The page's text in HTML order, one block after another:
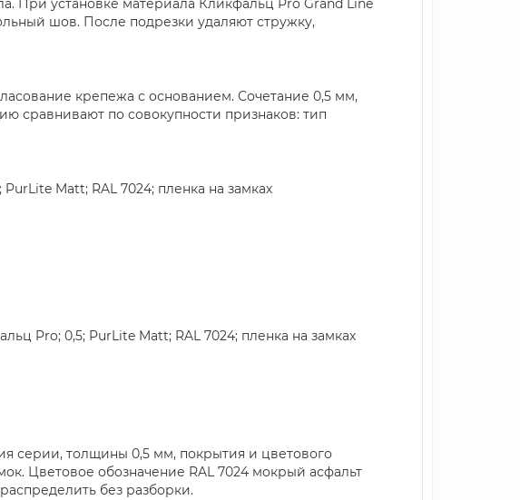
При установке материала Кликфальц Pro Grand Line
шов. После подрезки удаляют стружку,
крепежа с основанием. Сочетание 0,5 мм,
сравнивают по совокупности признаков: тип
Matt; RAL 7024; пленка на замках
Pro; 0,5; PurLite Matt; RAL 7024; пленка на замках
серии, толщины 0,5 мм, покрытия и цветового
Цветовое обозначение RAL 7024 мокрый асфальт
без разборки.